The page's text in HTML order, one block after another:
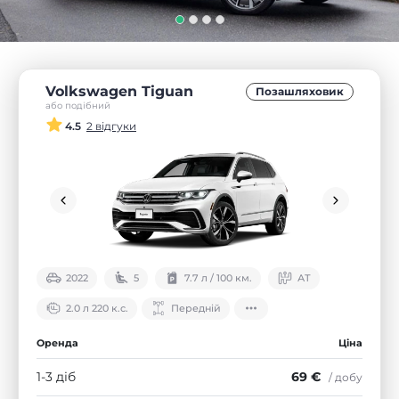
Volkswagen Tiguan
або подібний
Позашляховик
4.5 2 відгуки
2022 5 7.7 л / 100 км. АТ
2.0 л 220 к.с. Передній
Оренда Ціна
1-3 діб 69 € / добу